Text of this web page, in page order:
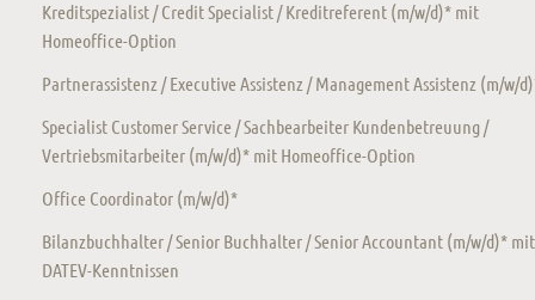
Kreditspezialist / Credit Specialist / Kreditreferent (m/w/d)* mit
Homeoffice-Option
Partnerassistenz / Executive Assistenz / Management Assistenz (m/w/
Specialist Customer Service / Sachbearbeiter Kundenbetreuung /
Vertriebsmitarbeiter (m/w/d)* mit Homeoffice-Option
Office Coordinator (m/w/d)*
Bilanzbuchhalter / Senior Buchhalter / Senior Accountant (m/w/d)* mit
DATEV-Kenntnissen